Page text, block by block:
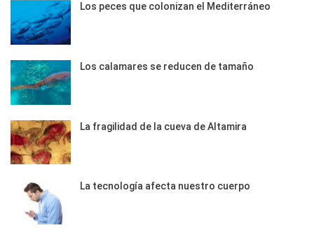
Los peces que colonizan el Mediterráneo
Los calamares se reducen de tamaño
La fragilidad de la cueva de Altamira
La tecnología afecta nuestro cuerpo